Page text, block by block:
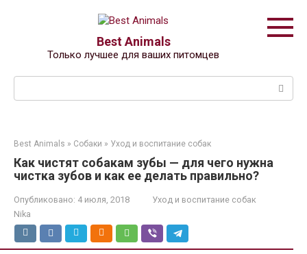
Best Animals
Только лучшее для ваших питомцев
Поиск:
Best Animals » Собаки » Уход и воспитание собак
Как чистят собакам зубы — для чего нужна
чистка зубов и как ее делать правильно?
Опубликовано: 4 июля, 2018
Уход и воспитание собак
Nika